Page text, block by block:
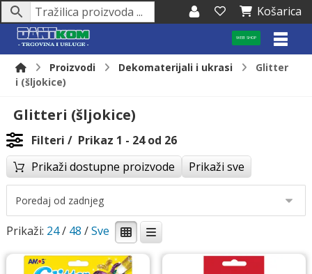
Košarica
WEB SHOP
Proizvodi Dekomaterijali i ukrasi
Glitter
i (šljokice)
Glitteri (šljokice)
Filteri
Prikaz 1 - 24 od 26
Prikaži dostupne proizvode
Prikaži sve
Prikaži: 24/ 48 /